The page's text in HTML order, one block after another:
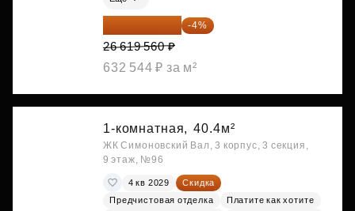
25 554 778 ₽ -4%
26 619 560 ₽
632 544 ₽ за м²
1-комнатная, 40.4м²
ЖК Симоновский Вал, 3 корпус, 3 секция,
9 этаж, №96
4 кв 2029
Скидка
Предчистовая отделка
Платите как хотите